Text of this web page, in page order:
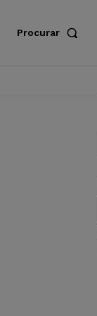
Procurar